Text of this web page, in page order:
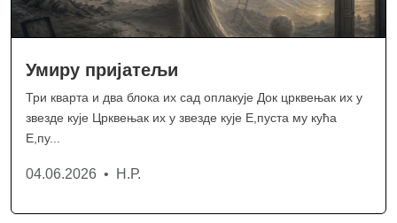
Умиру пријатељи
Три кварта и два блока их сад оплакује Док црквењак их у
звезде кује Црквењак их у звезде кује Е,пуста му кућа
Е,пу...
04.06.2026 • Н.Р.